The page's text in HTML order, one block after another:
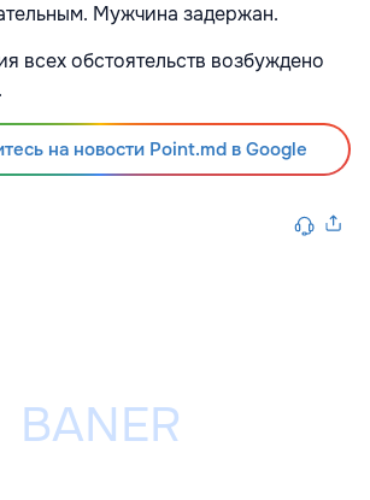
Мужчина задержан.
всех обстоятельств возбуждено
на новости Point.md в Google